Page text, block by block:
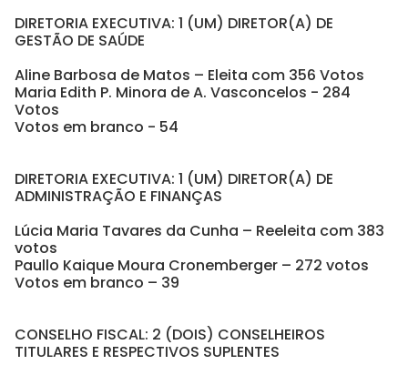
DIRETORIA EXECUTIVA: 1 (UM) DIRETOR(A) DE
GESTÃO DE SAÚDE
Aline Barbosa de Matos – Eleita com 356 Votos
Maria Edith P. Minora de A. Vasconcelos - 284
Votos
Votos em branco - 54
DIRETORIA EXECUTIVA: 1 (UM) DIRETOR(A) DE
ADMINISTRAÇÃO E FINANÇAS
Lúcia Maria Tavares da Cunha – Reeleita com 383
votos
Paullo Kaique Moura Cronemberger – 272 votos
Votos em branco – 39
CONSELHO FISCAL: 2 (DOIS) CONSELHEIROS
TITULARES E RESPECTIVOS SUPLENTES